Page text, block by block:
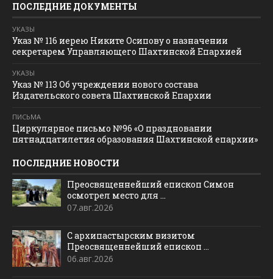
ПОСЛЕДНИЕ ДОКУМЕНТЫ
УКАЗЫ
Указ № 116 иерею Никите Осипову о назначении
секретарем Управляющего Шахтинской Епархией
УКАЗЫ
Указ № 113 Об учреждении нового состава
Издательского совета Шахтинской Епархии
ПИСЬМА
Циркулярное письмо №96 «О праздновании
пятнадцатилетия образования Шахтинской епархии»
ПОСЛЕДНИЕ НОВОСТИ
Преосвященнейший епископ Симон
осмотрел место для ...
07.авг.2026
С архипастырским визитом
Преосвященнейший епископ ...
06.авг.2026